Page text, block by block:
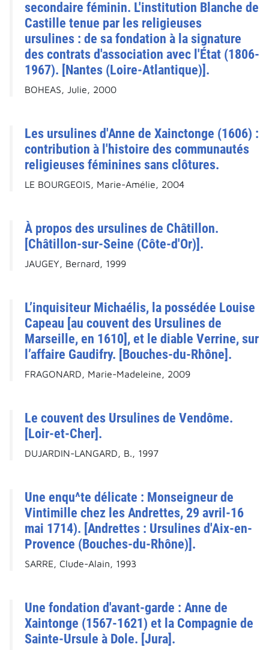
secondaire féminin. L'institution Blanche de
Castille tenue par les religieuses
ursulines : de sa fondation à la signature
des contrats d'association avec l'État (1806-
1967). [Nantes (Loire-Atlantique)].
BOHEAS, Julie, 2000
Les ursulines d'Anne de Xainctonge (1606) :
contribution à l'histoire des communautés
religieuses féminines sans clôtures.
LE BOURGEOIS, Marie-Amélie, 2004
À propos des ursulines de Châtillon.
[Châtillon-sur-Seine (Côte-d'Or)].
JAUGEY, Bernard, 1999
L’inquisiteur Michaélis, la possédée Louise
Capeau [au couvent des Ursulines de
Marseille, en 1610], et le diable Verrine, sur
l’affaire Gaudifry. [Bouches-du-Rhône].
FRAGONARD, Marie-Madeleine, 2009
Le couvent des Ursulines de Vendôme.
[Loir-et-Cher].
DUJARDIN-LANGARD, B., 1997
Une enqu^te délicate : Monseigneur de
Vintimille chez les Andrettes, 29 avril-16
mai 1714). [Andrettes : Ursulines d'Aix-en-
Provence (Bouches-du-Rhône)].
SARRE, Clude-Alain, 1993
Une fondation d'avant-garde : Anne de
Xaintonge (1567-1621) et la Compagnie de
Sainte-Ursule à Dole. [Jura].